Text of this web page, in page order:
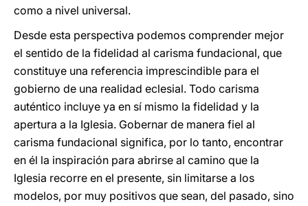
como a nivel universal.
Desde esta perspectiva podemos comprender mejor
el sentido de la fidelidad al carisma fundacional, que
constituye una referencia imprescindible para el
gobierno de una realidad eclesial. Todo carisma
auténtico incluye ya en sí mismo la fidelidad y la
apertura a la Iglesia. Gobernar de manera fiel al
carisma fundacional significa, por lo tanto, encontrar
en él la inspiración para abrirse al camino que la
Iglesia recorre en el presente, sin limitarse a los
modelos, por muy positivos que sean, del pasado, sino